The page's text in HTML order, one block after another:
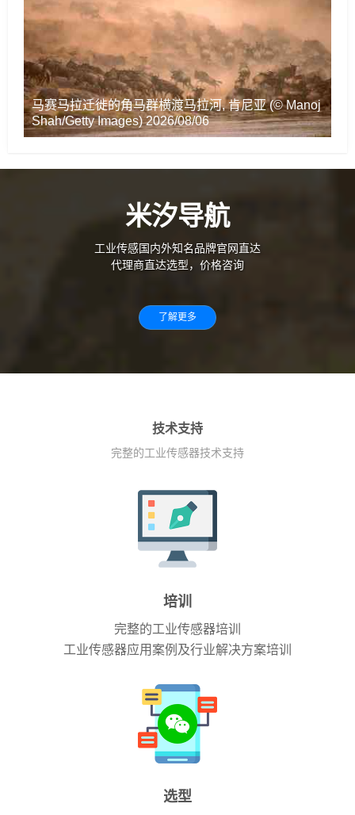
马赛马拉迁徙的角马群横渡马拉河, 肯尼亚 (© Manoj
Shah/Getty Images) 2026/08/06
米汐导航
工业传感国内外知名品牌官网直达
代理商直达选型，价格咨询
了解更多
技术支持
完整的工业传感器技术支持
培训
完整的工业传感器培训
工业传感器应用案例及行业解决方案培训
选型